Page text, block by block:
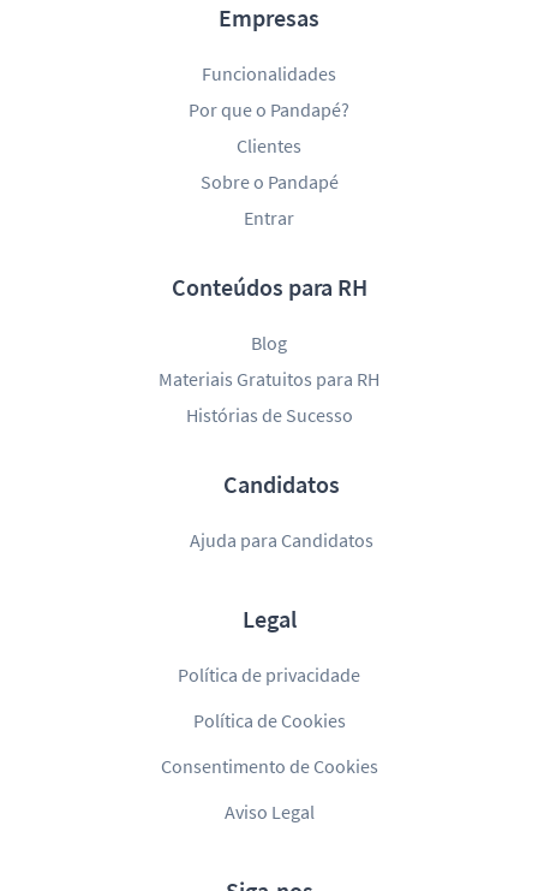
Empresas
Funcionalidades
Por que o Pandapé?
Clientes
Sobre o Pandapé
Entrar
Conteúdos para RH
Blog
Materiais Gratuitos para RH
Histórias de Sucesso
Candidatos
Ajuda para Candidatos
Legal
Política de privacidade
Política de Cookies
Consentimento de Cookies
Aviso Legal